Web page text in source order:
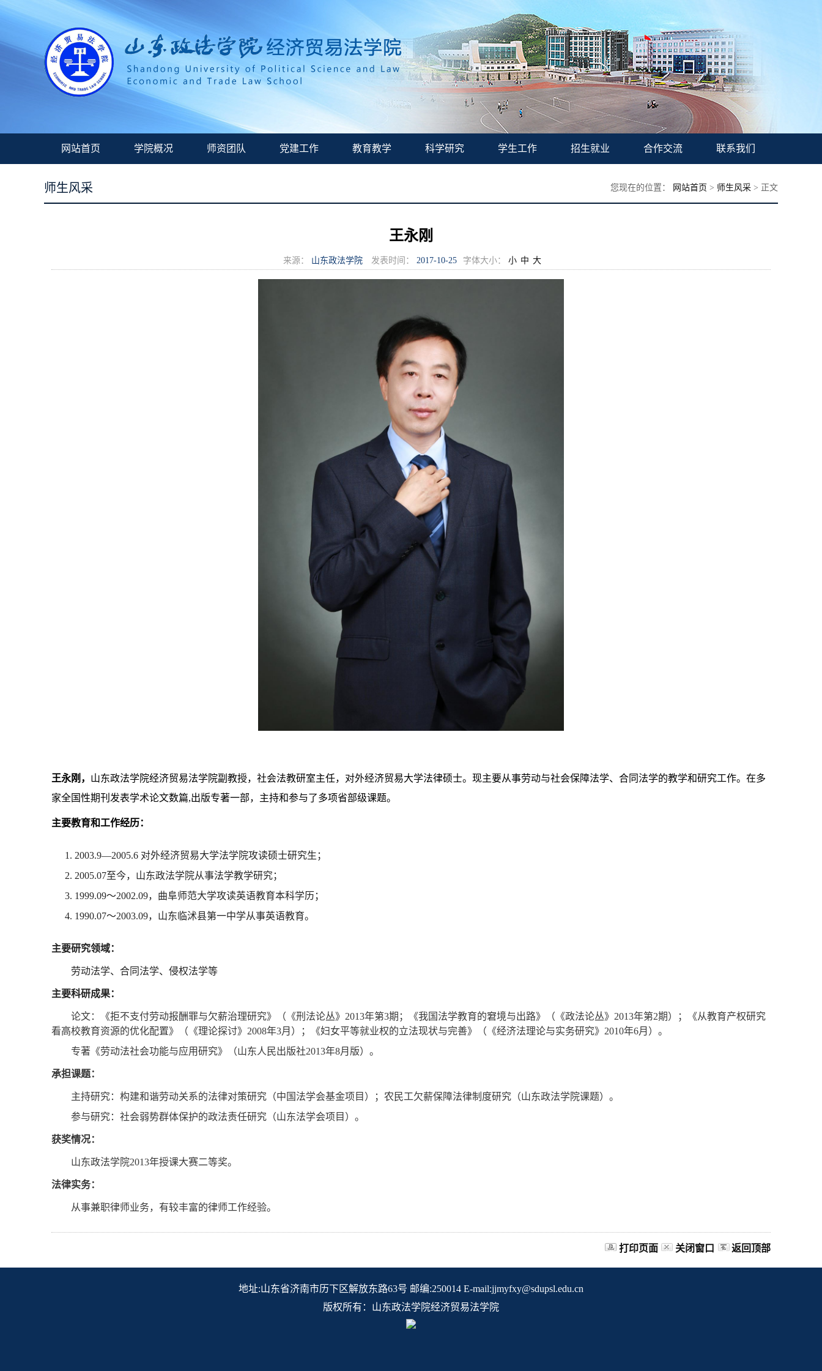
网站首页 学院概况 师资团队 党建工作 教育教学 科学研究 学生工作 招生就业 合作交流 联系我们
师生风采 您现在的位置： 网站首页 > 师生风采 > 正文
王永刚
来源： 山东政法学院 发表时间： 2017-10-25 字体大小： 小 中 大
王永刚， 山东政法学院经济贸易法学院副教授，社会法教研室主任，对外经济贸易大学法律硕士。现主要从事劳动与社会保障法学、合同法学的教学和研究工作。在多
家全国性期刊发表学术论文数篇,出版专著一部，主持和参与了多项省部级课题。
主要教育和工作经历：
1. 2003.9—2005.6 对外经济贸易大学法学院攻读硕士研究生；
2. 2005.07至今，山东政法学院从事法学教学研究；
3. 1999.09～2002.09，曲阜师范大学攻读英语教育本科学历；
4. 1990.07～2003.09，山东临沭县第一中学从事英语教育。
主要研究领域：
劳动法学、合同法学、侵权法学等
主要科研成果：
论文：《拒不支付劳动报酬罪与欠薪治理研究》（《刑法论丛》 2013年第3期；《我国法学教育的窘境与出路》（《政法论丛》 2013年第2期）；《从教育产权研究
看高校教育资源的优化配置》（《理论探讨》 2008年3月）；《妇女平等就业权的立法现状与完善》（《经济法理论与实务研究》 2010年6月）。
专著《劳动法社会功能与应用研究》（山东人民出版社2013年8月版）。
承担课题：
主持研究：构建和谐劳动关系的法律对策研究（中国法学会基金项目）；农民工欠薪保障法律制度研究（山东政法学院课题）。
参与研究：社会弱势群体保护的政法责任研究（山东法学会项目）。
获奖情况：
山东政法学院2013年授课大赛二等奖。
法律实务：
从事兼职律师业务，有较丰富的律师工作经验。
打印页面 关闭窗口 返回顶部
地址:山东省济南市历下区解放东路63号 邮编:250014 E-mail:jjmyfxy@sdupsl.edu.cn
版权所有：山东政法学院经济贸易法学院